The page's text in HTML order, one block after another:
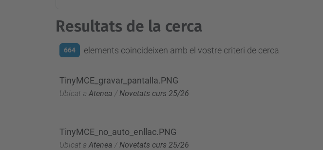
Resultats de la cerca
664 elements coincideixen amb el vostre criteri de cerca
TinyMCE_gravar_pantalla.PNG
Ubicat a Atenea / Novetats curs 25/26
TinyMCE_no_auto_enllac.PNG
Ubicat a Atenea /Novetats curs 25/26